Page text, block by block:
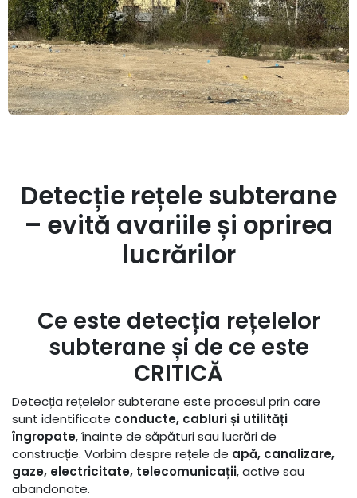
Detecție rețele subterane
– evită avariile și oprirea
lucrărilor
Ce este detecția rețelelor
subterane și de ce este
CRITICĂ
Detecția rețelelor subterane este procesul prin care
sunt identificate conducte, cabluri și utilități
îngropate, înainte de săpături sau lucrări de
construcție. Vorbim despre rețele de apă, canalizare,
gaze, electricitate, telecomunicații, active sau
abandonate.